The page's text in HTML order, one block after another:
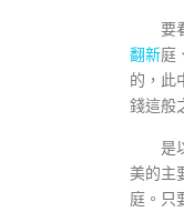
要
翻新庭
的，此
錢這般
是
美的主
庭。只